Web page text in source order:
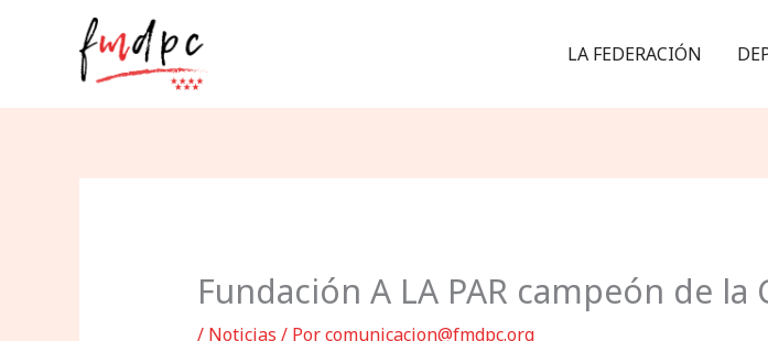
LA FEDERACIÓN
Fundación A LA PAR campeón de
/ Noticias / Porcomunicacion@fmdpc.org